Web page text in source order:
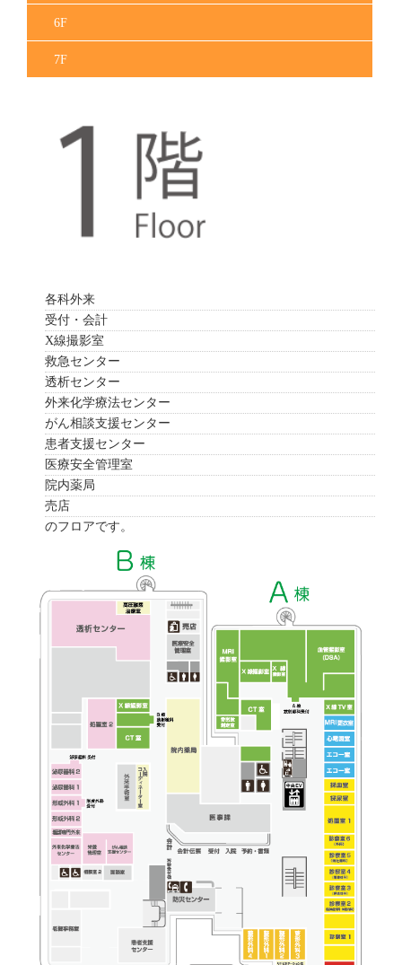
6F
7F
各科外来
受付・会計
X線撮影室
救急センター
透析センター
外来化学療法センター
がん相談支援センター
患者支援センター
医療安全管理室
院内薬局
売店
のフロアです。